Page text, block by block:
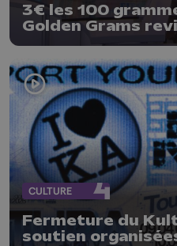
3€ les 100
Golden Grams
CULTURE
Fermeture du
soutien